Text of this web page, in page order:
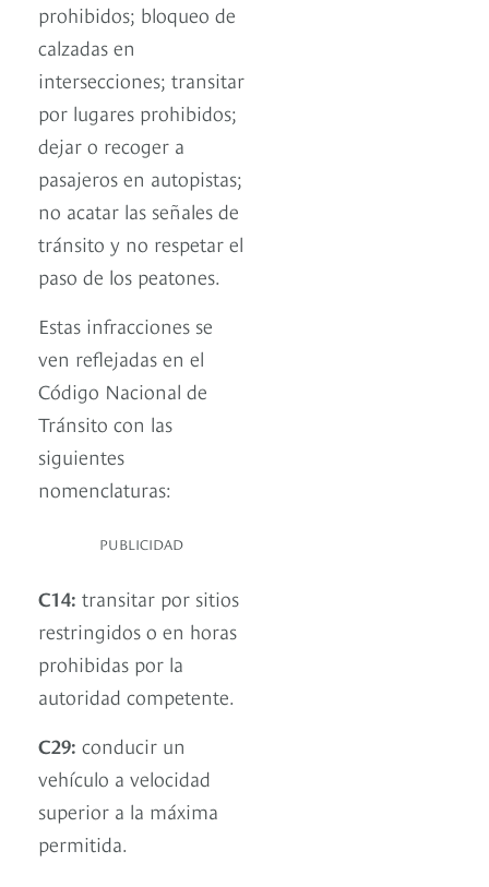
prohibidos; bloqueo de
calzadas en
intersecciones; transitar
por lugares prohibidos;
dejar o recoger a
pasajeros en autopistas;
no acatar las señales de
tránsito y no respetar el
paso de los peatones.
Estas infracciones se
ven reflejadas en el
Código Nacional de
Tránsito con las
siguientes
nomenclaturas:
PUBLICIDAD
C14: transitar por sitios
restringidos o en horas
prohibidas por la
autoridad competente.
C29: conducir un
vehículo a velocidad
superior a la máxima
permitida.